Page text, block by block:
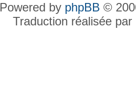
Powered by phpBB ©
Traduction réalisée par